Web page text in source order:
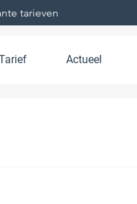
tarieven
Actueel